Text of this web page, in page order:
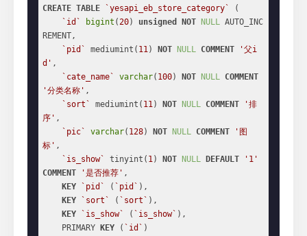
CREATE TABLE `yesapi_eb_store_category`
(
`id`
bigint (20) unsigned NOT NULL AUTO_INC
REMENT,
`pid`
mediumint( 11) NOT NULL COMMENT
'父i
d' ,
`cate_name`
varchar( 100) NOT NULL COMMENT
'分类名称' ,
`sort`
mediumint( 11) NOT NULL COMMENT
'排
序' ,
`pic`
varchar( 128) NOT NULL COMMENT
'图
标' ,
`is_show`
tinyint( 1) NOT NULL DEFAULT
'1'
COMMENT
'是否推荐' ,
KEY
`pid` ( `pid` ),
KEY
`sort` ( `sort` ),
KEY
`is_show` ( `is_show` ),
    PRIMARY
KEY ( `id` )